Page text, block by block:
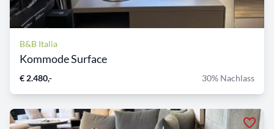
B&B Italia
Kommode Surface
€ 2.480,- 30% Nachlass